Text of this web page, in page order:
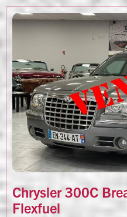
Chrysler 300C
Flexfuel